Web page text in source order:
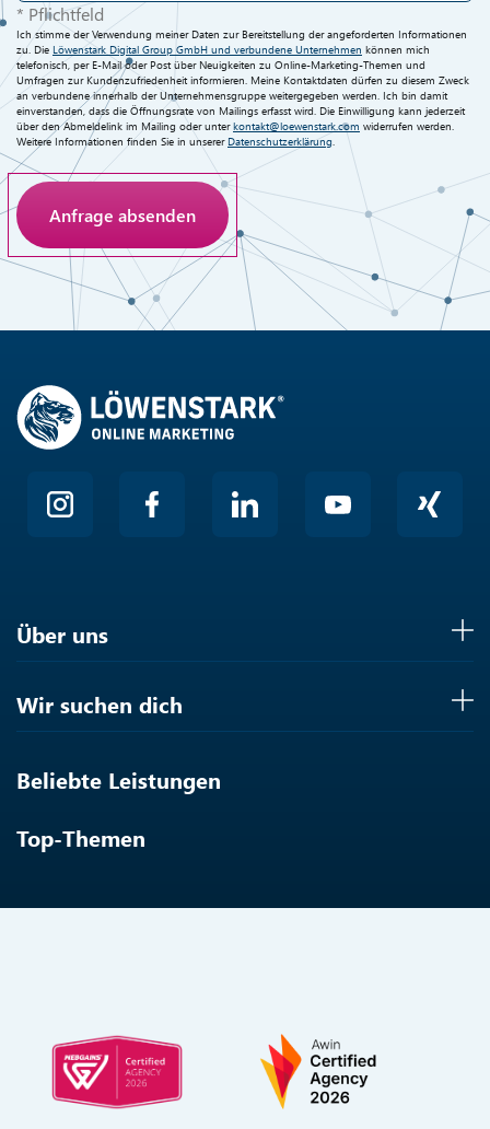
* Pflichtfeld
Ich stimme der Verwendung meiner Daten zur Bereitstellung der angeforderten Informationen
zu. Die Löwenstark Digital Group GmbH und verbundene Unternehmen können mich
telefonisch, per E-Mail oder Post über Neuigkeiten zu Online-Marketing-Themen und
Umfragen zur Kundenzufriedenheit informieren. Meine Kontaktdaten dürfen zu diesem Zweck
an verbundene innerhalb der Unternehmensgruppe weitergegeben werden. Ich bin damit
einverstanden, dass die Öffnungsrate von Mailings erfasst wird. Die Einwilligung kann jederzeit
über den Abmeldelink im Mailing oder unterkontakt@loewenstark.com widerrufen werden.
Weitere Informationen finden Sie in unserer Datenschutzerklärung
Anti-Roboter-Verifizierung
Hier klicken
Über uns
Wir suchen dich
Beliebte Leistungen
Top-Themen